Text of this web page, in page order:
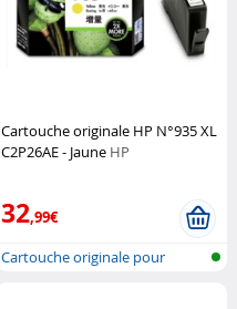
Cartouche originale HP N°935 XL
C2P26AE - Jaune HP
32,99€
Cartouche originale pour